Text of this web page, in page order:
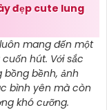
đẹp cute lung
mang đến một
hút. Với sắc
bềnh, ảnh
bình yên mà còn
khó cưỡng.